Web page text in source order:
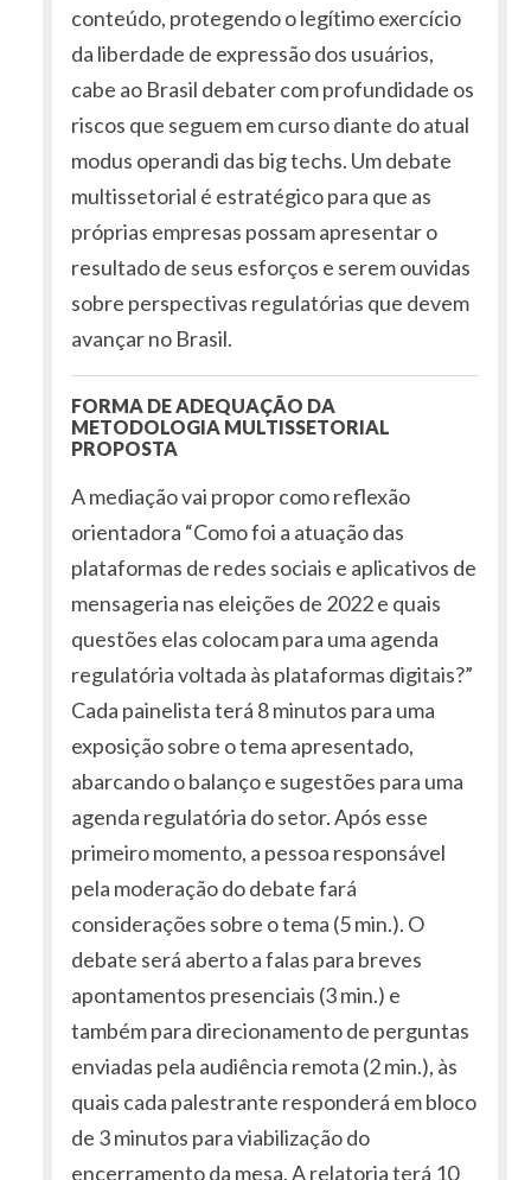
conteúdo, protegendo o legítimo exercício
da liberdade de expressão dos usuários,
cabe ao Brasil debater com profundidade os
riscos que seguem em curso diante do atual
modus operandi das big techs. Um debate
multissetorial é estratégico para que as
próprias empresas possam apresentar o
resultado de seus esforços e serem ouvidas
sobre perspectivas regulatórias que devem
avançar no Brasil.
FORMA DE ADEQUAÇÃO DA
METODOLOGIA MULTISSETORIAL
PROPOSTA
A mediação vai propor como reflexão
orientadora “Como foi a atuação das
plataformas de redes sociais e aplicativos de
mensageria nas eleições de 2022 e quais
questões elas colocam para uma agenda
regulatória voltada às plataformas digitais?”
Cada painelista terá 8 minutos para uma
exposição sobre o tema apresentado,
abarcando o balanço e sugestões para uma
agenda regulatória do setor. Após esse
primeiro momento, a pessoa responsável
pela moderação do debate fará
considerações sobre o tema (5 min.). O
debate será aberto a falas para breves
apontamentos presenciais (3 min.) e
também para direcionamento de perguntas
enviadas pela audiência remota (2 min.), às
quais cada palestrante responderá em bloco
de 3 minutos para viabilização do
encerramento da mesa. A relatoria terá 10